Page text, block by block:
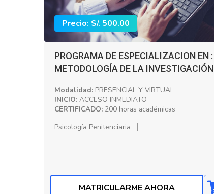
Precio: S/. 500.00
PROGRAMA DE ESPECIALIZACION EN :
METODOLOGÍA DE LA INVESTIGACIÓN
Modalidad: PRESENCIAL Y VIRTUAL
INICIO: ACCESO INMEDIATO
CERTIFICADO: 200 horas académicas
Psicología Penitenciaria
MATRICULARME AHORA